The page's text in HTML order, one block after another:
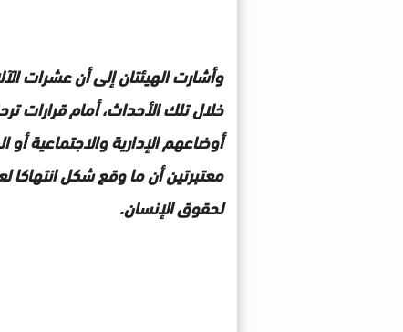
وأشارت الهيئتان إلى أن عشرات
خلال تلك الأحداث، أمام قرارات
أوضاعهم الإدارية والاجتماعية
معتبرتين أن ما وقع شكل انتهاكا
لحقوق الإنسان.